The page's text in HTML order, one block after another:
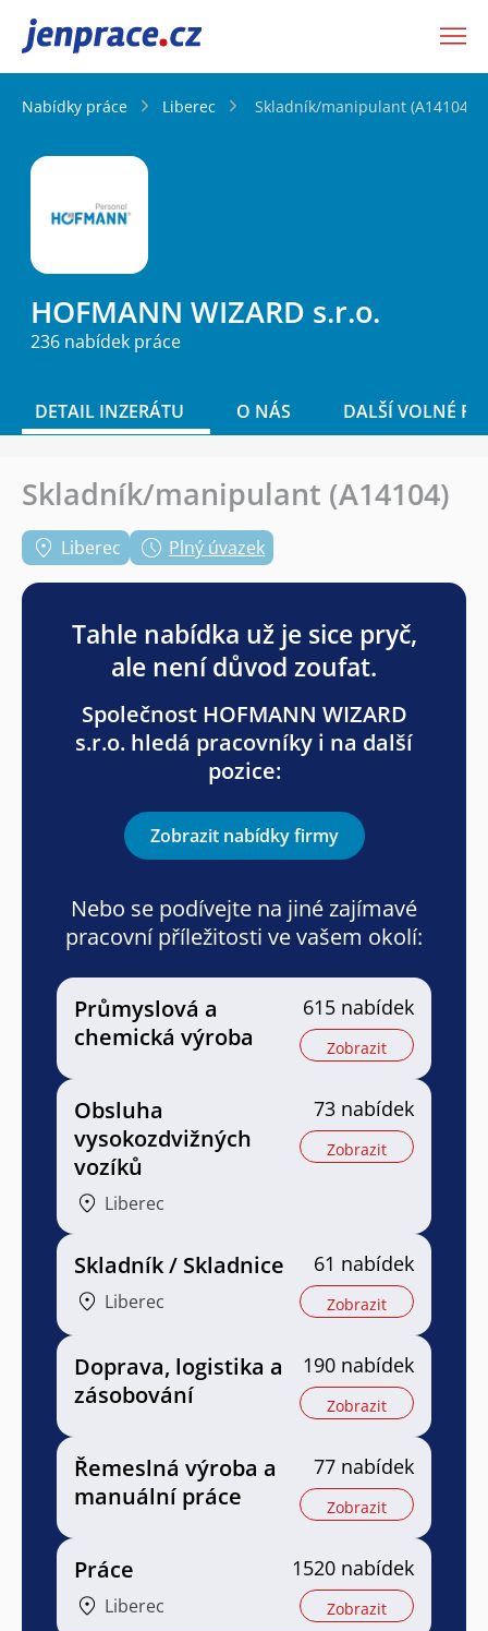
JenPráce.cz
Nabídky práce Liberec Skladník/manipulant (A14104)
HOFMANN WIZARD s.r.o.
236 nabídek práce
DETAIL INZERÁTU O NÁS DALŠÍ VOLNÉ
Skladník/manipulant (A14104)
Liberec Plný úvazek
Tahle nabídka už je sice pryč,
ale není důvod zoufat.
Společnost HOFMANN WIZARD
s.r.o. hledá pracovníky i na další
pozice:
Zobrazit nabídky firmy
Nebo se podívejte na jiné zajímavé
pracovní příležitosti ve vašem okolí:
Průmyslová a
chemická výroba
615 nabídek
Zobrazit
Obsluha
vysokozdvižných
vozíků
Liberec
73 nabídek
Zobrazit
Skladník / Skladnice
Liberec
61 nabídek
Zobrazit
Doprava, logistika a
zásobování
190 nabídek
Zobrazit
Řemeslná výroba a
manuální práce
77 nabídek
Zobrazit
Práce
Liberec
1520 nabídek
Zobrazit